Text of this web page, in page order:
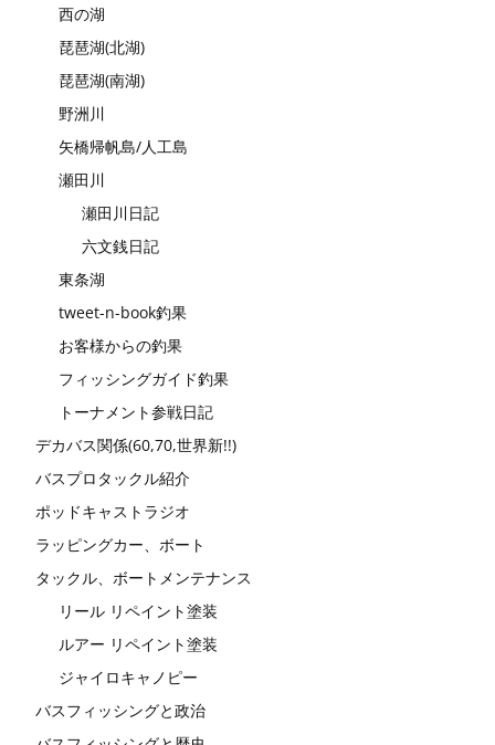
西の湖
琵琶湖(北湖)
琵琶湖(南湖)
野洲川
矢橋帰帆島/人工島
瀬田川
瀬田川日記
六文銭日記
東条湖
tweet-n-book釣果
お客様からの釣果
フィッシングガイド釣果
トーナメント参戦日記
デカバス関係(60,70,世界新!!)
バスプロタックル紹介
ポッドキャストラジオ
ラッピングカー、ボート
タックル、ボートメンテナンス
リール リペイント塗装
ルアー リペイント塗装
ジャイロキャノピー
バスフィッシングと政治